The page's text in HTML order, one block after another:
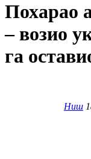
Похарао
– возио
га
Ниш